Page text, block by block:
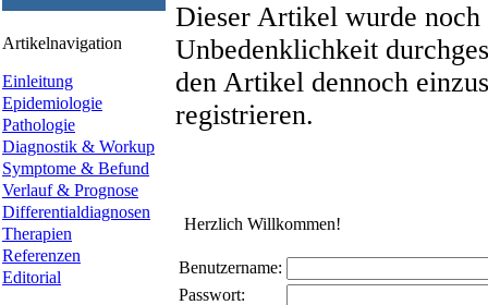
Artikelnavigation
Einleitung
Epidemiologie
Pathologie
Diagnostik & Workup
Symptome & Befund
Verlauf & Prognose
Differentialdiagnosen
Therapien
Referenzen
Editorial
Dieser Artikel wurde
Unbedenklichkeit
den Artikel dennoch
registrieren.
Herzlich Willkommen!
Benutzername:
Passwort: